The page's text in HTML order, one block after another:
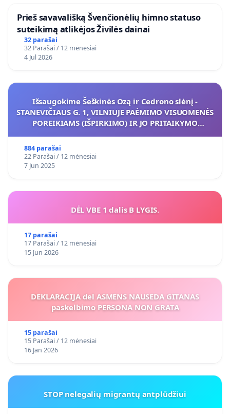
​Prieš savavališką Švenčionėlių himno statuso
suteikimą atlikėjos Živilės dainai
32 parašai
32 Parašai / 12 mėnesiai
4 Jul 2026
Išsaugokime Šeškinės Ozą ir Cedrono slėnį -
STANEVIČIAUS G. 1, VILNIUJE PAĖMIMO VISUOMENĖS
POREIKIAMS (IŠPIRKIMO) IR JO PRITAIKYMO
884 parašai
22 Parašai / 12 mėnesiai
7 Jun 2025
DĖL VBE 1 dalis B LYGIS.
17 parašai
17 Parašai / 12 mėnesiai
15 Jun 2026
DEKLARACIJA del ASMENS NAUSEDA GITANAS
paskelbimo PERSONA NON GRATA
15 parašai
15 Parašai / 12 mėnesiai
16 Jan 2026
STOP nelegalių migrantų antplūdžiui